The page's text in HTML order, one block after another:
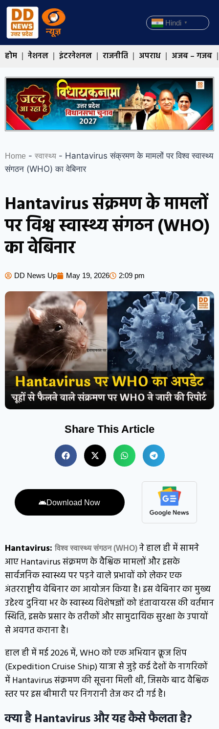
Hindi ▼
होम नेशनल इंटरनेशनल राजनीति अपराध अजब – गजब
Home - स्वास्थ्य - Hantavirus संक्रमण के मामलों पर विश्व स्वास्थ्य
संगठन (WHO) का वेबिनार
Hantavirus संक्रमण के मामलों
पर विश्व स्वास्थ्य संगठन (WHO)
का वेबिनार
DD News Up May 19, 2026 2:09 pm
Share This Article
Download Now
Hantavirus: विश्व स्वास्थ्य संगठन (WHO) ने हाल ही में सामने
आए Hantavirus संक्रमण के वैश्विक मामलों और इसके
सार्वजनिक स्वास्थ्य पर पड़ने वाले प्रभावों को लेकर एक
अंतरराष्ट्रीय वेबिनार का आयोजन किया है। इस वेबिनार का मुख्य
उद्देश्य दुनिया भर के स्वास्थ्य विशेषज्ञों को हंतावायरस की वर्तमान
स्थिति, इसके प्रसार के तरीकों और सामुदायिक सुरक्षा के उपायों
से अवगत कराना है।
हाल ही में मई 2026 में, WHO को एक अभियान क्रूज शिप
(Expedition Cruise Ship) यात्रा से जुड़े कई देशों के नागरिकों
में Hantavirus संक्रमण की सूचना मिली थी, जिसके बाद वैश्विक
स्तर पर इस बीमारी पर निगरानी तेज कर दी गई है।
क्या है Hantavirus और यह कैसे फैलता है?